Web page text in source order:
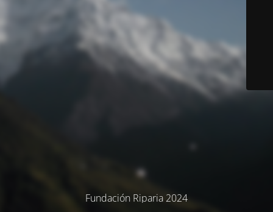
Fundación Riparia 2024